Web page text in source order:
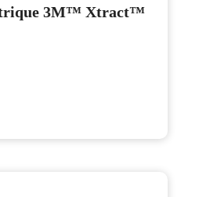
3M™ Xtract™